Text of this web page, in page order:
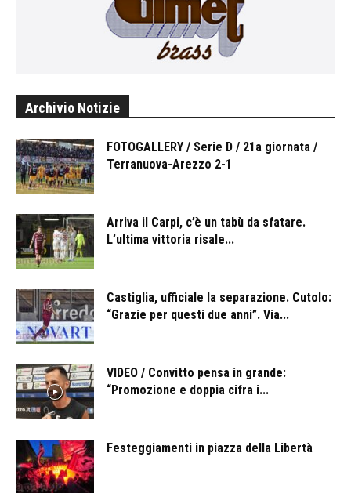
Archivio Notizie
FOTOGALLERY / Serie D / 21a giornata /
Terranuova-Arezzo 2-1
Arriva il Carpi, c’è un tabù da sfatare.
L’ultima vittoria risale...
Castiglia, ufficiale la separazione. Cutolo:
“Grazie per questi due anni”. Via...
VIDEO / Convitto pensa in grande:
“Promozione e doppia cifra i...
Festeggiamenti in piazza della Libertà